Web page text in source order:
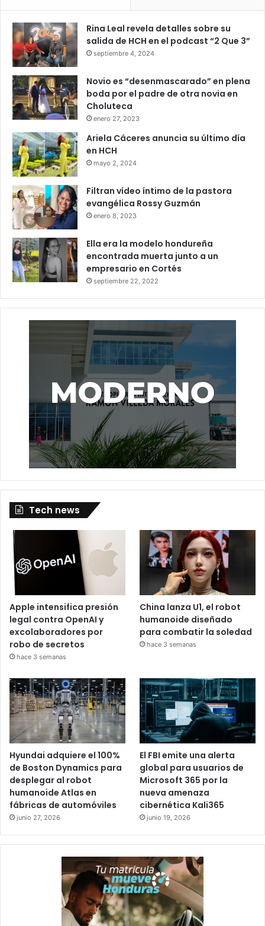
Rina Leal revela detalles sobre su
salida de HCH en el podcast “2 Que 3”
septiembre 4, 2024
Novio es “desenmascarado” en plena
boda por el padre de otra novia en
Choluteca
enero 27, 2023
Ariela Cáceres anuncia su último día
en HCH
mayo 2, 2024
Filtran vídeo íntimo de la pastora
evangélica Rossy Guzmán
enero 8, 2023
Ella era la modelo hondureña
encontrada muerta junto a un
empresario en Cortés
septiembre 22, 2022
Tech news
Apple intensifica presión
legal contra OpenAI y
excolaboradores por
robo de secretos
hace 3 semanas
China lanza U1, el robot
humanoide diseñado
para combatir la soledad
hace 3 semanas
Hyundai adquiere el 100%
de Boston Dynamics para
desplegar al robot
humanoide Atlas en
fábricas de automóviles
junio 27, 2026
El FBI emite una alerta
global para usuarios de
Microsoft 365 por la
nueva amenaza
cibernética Kali365
junio 19, 2026